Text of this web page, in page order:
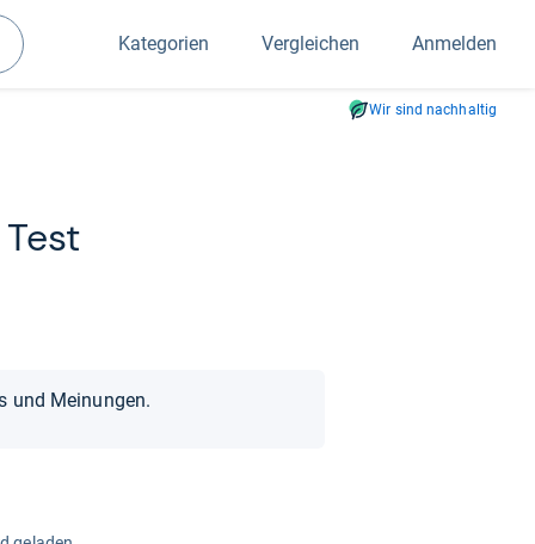
Suchen
Kategorien Vergleichen Anmelden
Wir sind nachhaltig
und Meinungen.